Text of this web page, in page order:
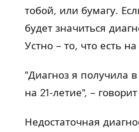
тобой, или бумагу.
будет значиться
Устно – то, что есть
"Диагноз я получила
на 21-летие", –
Недостаточная